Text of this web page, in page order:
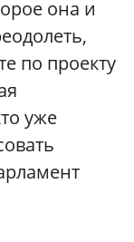
она и
по проекту
уже